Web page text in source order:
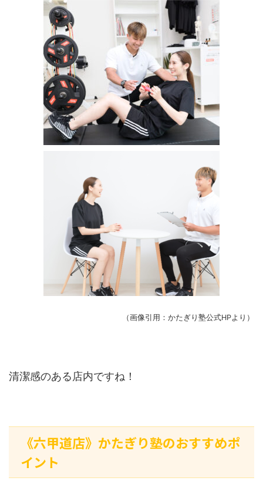
（画像引用：かたぎり塾公式HPより）
清潔感のある店内ですね！
《六甲道店》かたぎり塾のおすすめポ
イント